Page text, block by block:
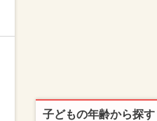
子どもの年齢から探す